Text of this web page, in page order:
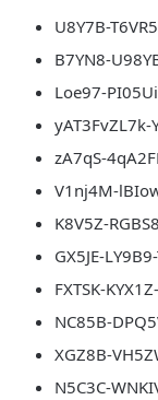
U8Y7B-
B7YN8-
Loe97-
yAT3FvZL7k-
zA7qS-
V1nj4M-
K8V5Z-
GX5JE-
FXTSK-
NC85B-
XGZ8B-
N5C3C-